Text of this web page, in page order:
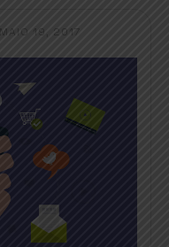
MAIO 19, 2017